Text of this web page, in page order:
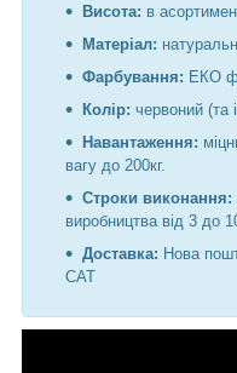
Висота: в
Матеріал:
Фарбування: ЕКО
Колір: червоний (та
Навантаження:
вагу до 200кг.
Строки виконання:
виробництва від 3 до
Доставка: Нова
САТ